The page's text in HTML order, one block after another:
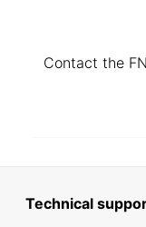
Contact the
Technical